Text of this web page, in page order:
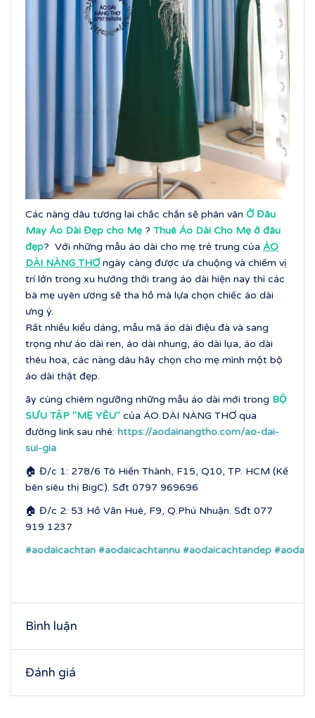
Các nàng dâu tương lai chắc chắn sẽ phân vân Ở Đâu
May Áo Dài Đẹp cho Mẹ ? Thuê Áo Dài Cho Mẹ ở đâu
đẹp? Với những mẫu áo dài cho mẹ trẻ trung của ÁO
DÀI NÀNG THƠngày càng được ưa chuộng và chiếm vị
trí lớn trong xu hướng thời trang áo dài hiện nay thì các
bà mẹ uyên ương sẽ tha hồ mà lựa chọn chiếc áo dài
ưng ý.
Rất nhiều kiểu dáng, mẫu mã áo dài điệu đà và sang
trọng như áo dài ren, áo dài nhung, áo dài lụa, áo dài
thêu hoa, các nàng dâu hãy chọn cho mẹ mình một bộ
áo dài thật đẹp.
ãy cùng chiêm ngưỡng những mẫu áo dài mới trong BỘ
SƯU TẬP ''MẸ YÊU'' của ÁO DÀI NÀNG THƠ qua
đường link sau nhé: https://aodainangtho.com/ao-dai-
sui-gia
🏠 Đ/c 1: 278/6 Tô Hiến Thành, F15, Q10, TP. HCM (Kế
bên siêu thị BigC). Sđt 0797 969696
🏠 Đ/c 2: 53 Hồ Văn Huê, F9, Q.Phú Nhuận. Sđt 077
919 1237
#aodaicachtan #aodaicachtannu #aodaicachtandep
Bình luận
Đánh giá